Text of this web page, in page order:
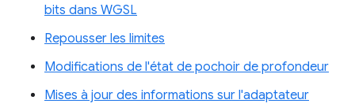
bits dans WGSL
Repousser les limites
Modifications de l'état de pochoir de profondeur
Mises à jour des informations sur l'adaptateur